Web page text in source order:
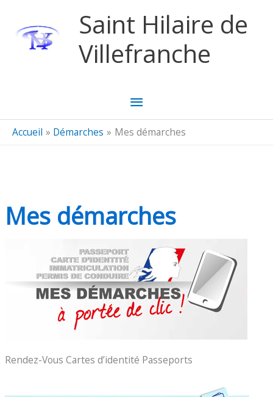
Saint Hilaire de
Villefranche
Menu
principal
Accueil Démarches Mes démarches
Mes démarches
Rendez-Vous Cartes d’identité Passeports